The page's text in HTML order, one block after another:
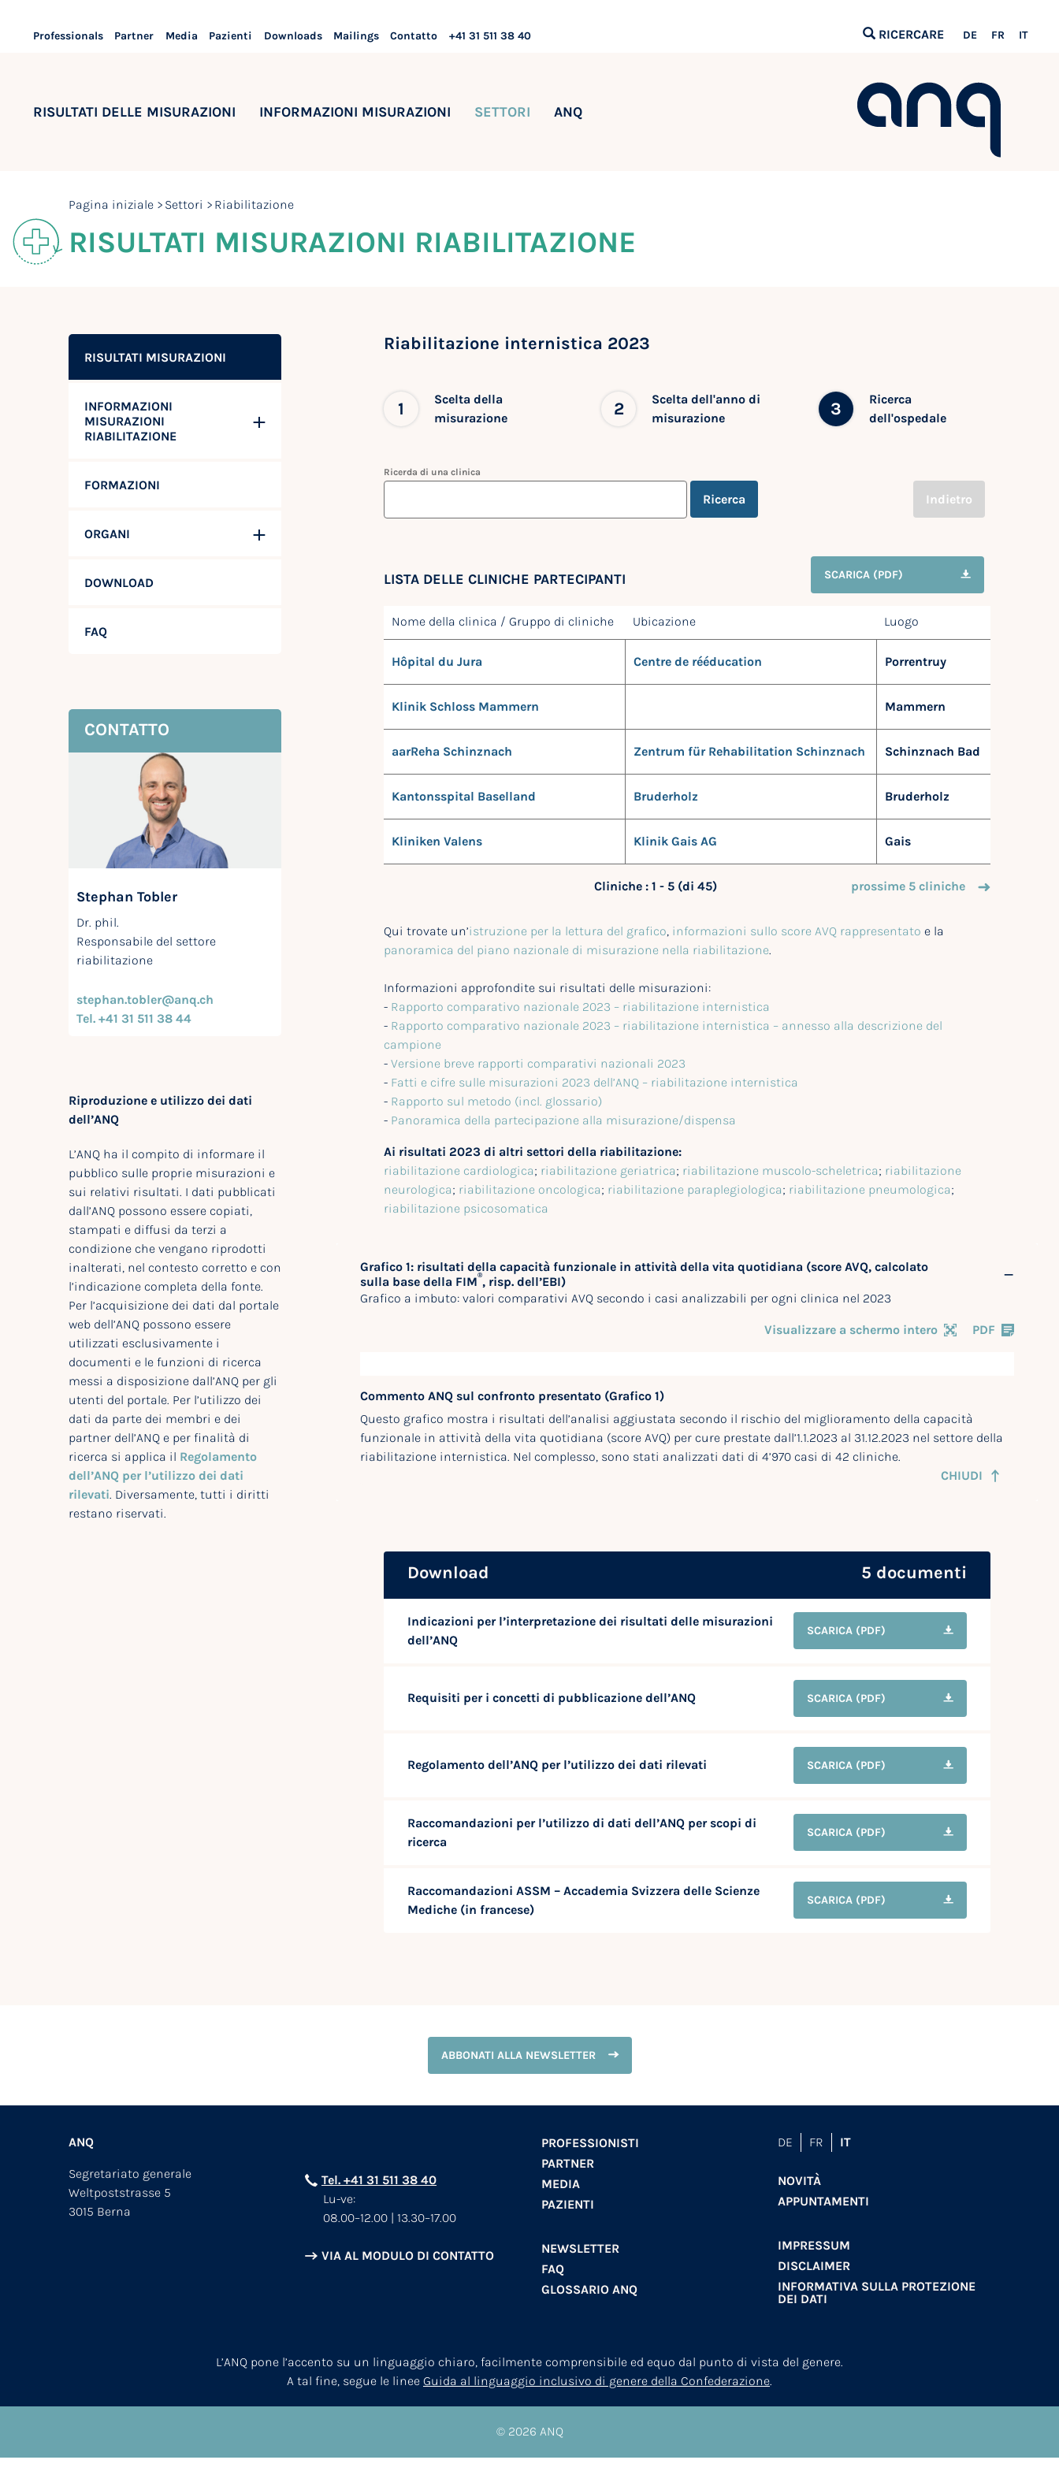
Professionals Partner Media Pazienti Downloads Mailings Contatto +41 31 511 38 40 RICERCARE DE FR IT
RISULTATI DELLE MISURAZIONI INFORMAZIONI MISURAZIONI SETTORI ANQ
Pagina iniziale Settori Riabilitazione
RISULTATI MISURAZIONI RIABILITAZIONE
RISULTATI MISURAZIONI
INFORMAZIONI
MISURAZIONI
RIABILITAZIONE
FORMAZIONI
ORGANI
DOWNLOAD
FAQ
CONTATTO
Stephan Tobler
Dr. phil.
Responsabile del settore
riabilitazione
stephan.tobler@anq.ch
Tel. +41 31 511 38 44
Riproduzione e utilizzo dei dati
dell’ANQ
L’ANQ ha il compito di informare il
pubblico sulle proprie misurazioni e
sui relativi risultati. I dati pubblicati
dall’ANQ possono essere copiati,
stampati e diffusi da terzi a
condizione che vengano riprodotti
inalterati, nel contesto corretto e con
l’indicazione completa della fonte.
Per l’acquisizione dei dati dal portale
web dell’ANQ possono essere
utilizzati esclusivamente i
documenti e le funzioni di ricerca
messi a disposizione dall’ANQ per gli
utenti del portale. Per l’utilizzo dei
dati da parte dei membri e dei
partner dell’ANQ e per finalità di
ricerca si applica il Regolamento
dell’ANQ per l’utilizzo dei dati
rilevati. Diversamente, tutti i diritti
restano riservati.
Riabilitazione internistica 2023
1
Scelta della
misurazione
2
Scelta dell'anno di
misurazione
3
Ricerca
dell'ospedale
Ricerda di una clinica
Ricerca Indietro
LISTA DELLE CLINICHE PARTECIPANTI SCARICA (PDF)
Nome della clinica / Gruppo di cliniche Ubicazione Luogo
Hôpital du Jura Centre de rééducation Porrentruy
Klinik Schloss Mammern Mammern
aarReha Schinznach Zentrum für Rehabilitation Schinznach Schinznach Bad
Kantonsspital Baselland Bruderholz Bruderholz
Kliniken Valens Klinik Gais AG Gais
Cliniche : 1 - 5 (di 45) prossime 5 cliniche
Qui trovate un’istruzione per la lettura del grafico, informazioni sullo score AVQ rappresentato e la
panoramica del piano nazionale di misurazione nella riabilitazione.
Informazioni approfondite sui risultati delle misurazioni:
- Rapporto comparativo nazionale 2023 – riabilitazione internistica
- Rapporto comparativo nazionale 2023 – riabilitazione internistica – annesso alla descrizione del
campione
- Versione breve rapporti comparativi nazionali 2023
- Fatti e cifre sulle misurazioni 2023 dell’ANQ – riabilitazione internistica
- Rapporto sul metodo (incl. glossario)
- Panoramica della partecipazione alla misurazione/dispensa
Ai risultati 2023 di altri settori della riabilitazione:
riabilitazione cardiologica; riabilitazione geriatrica; riabilitazione muscolo-scheletrica; riabilitazione
neurologica; riabilitazione oncologica; riabilitazione paraplegiologica; riabilitazione pneumologica;
riabilitazione psicosomatica
Grafico 1: risultati della capacità funzionale in attività della vita quotidiana (score AVQ, calcolato
sulla base della FIM®, risp. dell’EBI)
Grafico a imbuto: valori comparativi AVQ secondo i casi analizzabili per ogni clinica nel 2023
Visualizzare a schermo intero PDF
Commento ANQ sul confronto presentato (Grafico 1)
Questo grafico mostra i risultati dell’analisi aggiustata secondo il rischio del miglioramento della capacità
funzionale in attività della vita quotidiana (score AVQ) per cure prestate dall’1.1.2023 al 31.12.2023 nel settore della
riabilitazione internistica. Nel complesso, sono stati analizzati dati di 4’970 casi di 42 cliniche.
CHIUDI
Download 5 documenti
Indicazioni per l’interpretazione dei risultati delle misurazioni
dell’ANQ
SCARICA (PDF)
Requisiti per i concetti di pubblicazione dell’ANQ SCARICA (PDF)
Regolamento dell’ANQ per l’utilizzo dei dati rilevati SCARICA (PDF)
Raccomandazioni per l’utilizzo di dati dell’ANQ per scopi di
ricerca
SCARICA (PDF)
Raccomandazioni ASSM – Accademia Svizzera delle Scienze
Mediche (in francese)
SCARICA (PDF)
ABBONATI ALLA NEWSLETTER
ANQ
Segretariato generale
Weltpoststrasse 5
3015 Berna
Tel. +41 31 511 38 40
Lu-ve:
08.00–12.00 | 13.30–17.00
VIA AL MODULO DI CONTATTO
PROFESSIONISTI
PARTNER
MEDIA
PAZIENTI
NEWSLETTER
FAQ
GLOSSARIO ANQ
DE FR IT
NOVITÀ
APPUNTAMENTI
IMPRESSUM
DISCLAIMER
INFORMATIVA SULLA PROTEZIONE
DEI DATI
L’ANQ pone l’accento su un linguaggio chiaro, facilmente comprensibile ed equo dal punto di vista del genere.
A tal fine, segue le linee Guida al linguaggio inclusivo di genere della Confederazione.
© 2026 ANQ